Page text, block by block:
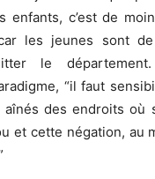
enfants, c’est de
les jeunes sont
le
“il faut
des endroits où
et cette négation, au